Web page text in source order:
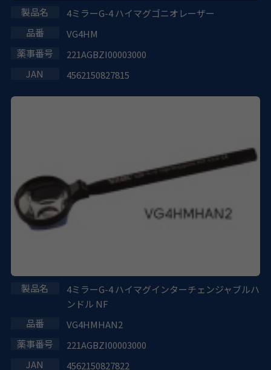
4ミラーG-4 ハイマグゴニオレーザー
VG4HM
221AGBZI00003000
4562150827815
4ミラーG-4 ハイマグインターチェンジャブルハ
ンドル NF
VG4HMHAN2
221AGBZI00003000
4562150827822